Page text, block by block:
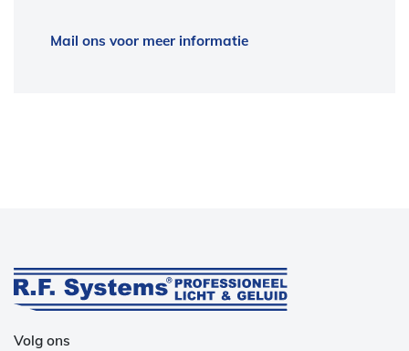
Mail ons voor meer informatie
Volg ons